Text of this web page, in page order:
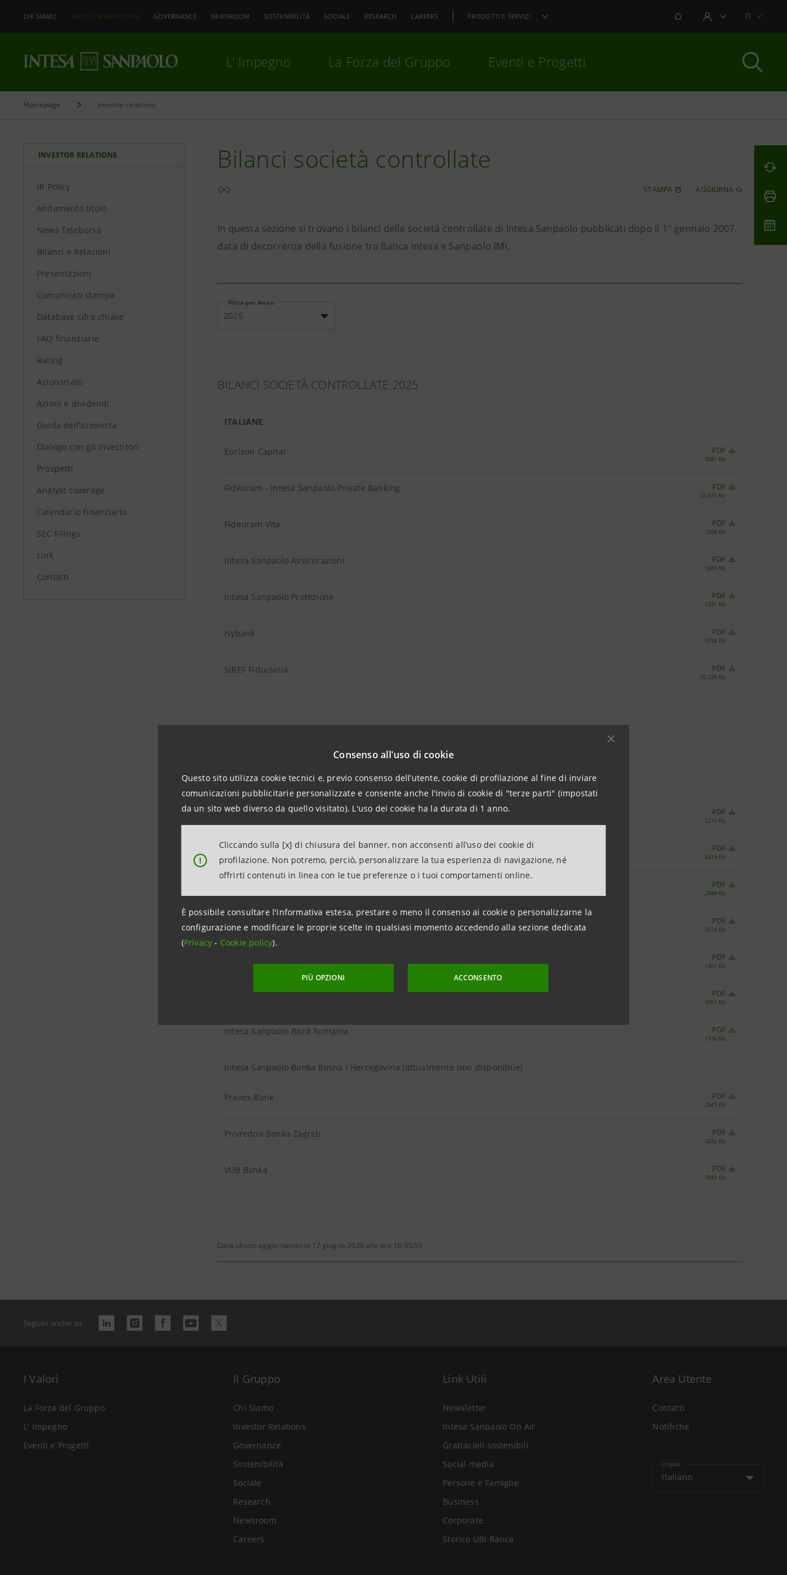
Consenso all'uso di cookie
Questo sito utilizza cookie tecnici e, previo consenso dell’utente, cookie di profilazione al fine di inviare
comunicazioni pubblicitarie personalizzate e consente anche l'invio di cookie di "terze parti" (impostati
da un sito web diverso da quello visitato). L'uso dei cookie ha la durata di 1 anno.
!
Cliccando sulla [x] di chiusura del banner, non acconsenti all’uso dei cookie di
profilazione. Non potremo, perciò, personalizzare la tua esperienza di navigazione, né
offrirti contenuti in linea con le tue preferenze o i tuoi comportamenti online.
È possibile consultare l'informativa estesa, prestare o meno il consenso ai cookie o personalizzarne la
configurazione e modificare le proprie scelte in qualsiasi momento accedendo alla sezione dedicata
(Privacy- Cookie policy).
PIÙ OPZIONI ACCONSENTO
CHI SIAMO INVESTOR RELATIONS GOVERNANCE NEWSROOM SOSTENIBILITÀ SOCIALE RESEARCH CAREERS PRODOTTI E SERVIZI NOTIFICHEAREA UTENTEIT
L’ Impegno La Forza del Gruppo Eventi e Progetti
Homepage Investor relations
INVESTOR RELATIONS
IR Policy
Andamento titolo
News Teleborsa
Bilanci e Relazioni
Presentazioni
Comunicati stampa
Database cifre chiave
FAQ finanziarie
Rating
Azionariato
Azioni e dividendi
Guida dell'azionista
Dialogo con gli investitori
Prospetti
Analyst coverage
Calendario finanziario
SEC Filings
Link
Contatti
Bilanci società controllate
STAMPA AGGIORNA
In questa sezione si trovano i bilanci delle società controllate di Intesa Sanpaolo pubblicati dopo il 1° gennaio 2007,
data di decorrenza della fusione tra Banca Intesa e Sanpaolo IMI.
Filtra per Anno
2025
BILANCI SOCIETÀ CONTROLLATE 2025
ITALIANE
Eurizon Capital PDF
5081 Kb
Fideuram - Intesa Sanpaolo Private Banking PDF
24.575 Kb
Fideuram Vita PDF
2258 Kb
Intesa Sanpaolo Assicurazioni PDF
5080 Kb
Intesa Sanpaolo Protezione PDF
5331 Kb
Isybank PDF
6734 Kb
SIREF Fiduciaria PDF
10.125 Kb
Banca Intesa (attualmente non disponibile)
Banca Intesa Beograd PDF
2215 Kb
Bank of Alexandria PDF
4413 Kb
PDF
2044 Kb
Intesa Sanpaolo Bank PDF
5124 Kb
PDF
1401 Kb
Intesa Sanpaolo Bank Luxembourg PDF
9351 Kb
Intesa Sanpaolo Bank Romania PDF
1736 Kb
Intesa Sanpaolo Banka Bosna i Hercegovina (attualmente non disponibile)
Pravex-Bank PDF
2547 Kb
Privredna Banka Zagreb PDF
5032 Kb
VUB Banka PDF
7940 Kb
Data ultimo aggiornamento 17 giugno 2026 alle ore 16:55:55
Seguici anche su
I Valori
La Forza del Gruppo
L' Impegno
Eventi e Progetti
Il Gruppo
Chi Siamo
Investor Relations
Governance
Sostenibilità
Sociale
Research
Newsroom
Careers
Link Utili
Newsletter
Intesa Sanpaolo On Air
Grattacieli sostenibili
Social media
Persone e Famiglie
Business
Corporate
Storico UBI Banca
Area Utente
Contatti
Notifiche
Lingua
Italiano